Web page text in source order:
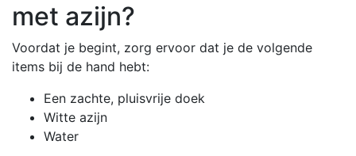
met azijn?
Voordat je begint, zorg ervoor dat je de volgende
items bij de hand hebt:
Een zachte, pluisvrije doek
Witte azijn
Water